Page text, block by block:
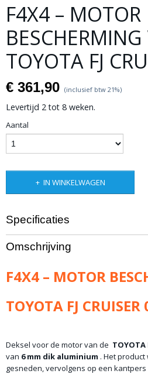
F4X4 – MOTOR
TOYOTA FJ
€ 361,90 (inclusief btw 21%)
Levertijd 2 tot 8 weken.
Aantal
IN WINKELWAGEN
Specificaties
Bruto gewicht
41,00 Kg
Omschrijving
F4X4 – MOTOR
TOYOTA FJ CRUISER
Deksel voor de motor van de TOYOTA
van 6 mm dik aluminium . Het
gesneden, vervolgens op een kantpers